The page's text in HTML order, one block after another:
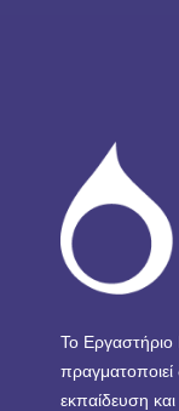
Το Εργαστήριο
πραγματοποιεί
εκπαίδευση